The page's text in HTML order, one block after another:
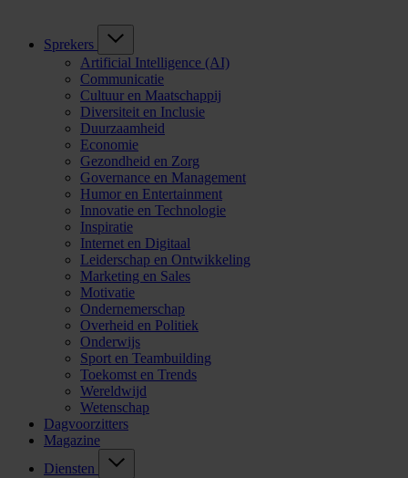
Sprekers
Artificial Intelligence (AI)
Communicatie
Cultuur en Maatschappij
Diversiteit en Inclusie
Duurzaamheid
Economie
Gezondheid en Zorg
Governance en Management
Humor en Entertainment
Innovatie en Technologie
Inspiratie
Internet en Digitaal
Leiderschap en Ontwikkeling
Marketing en Sales
Motivatie
Ondernemerschap
Overheid en Politiek
Onderwijs
Sport en Teambuilding
Toekomst en Trends
Wereldwijd
Wetenschap
Dagvoorzitters
Magazine
Diensten